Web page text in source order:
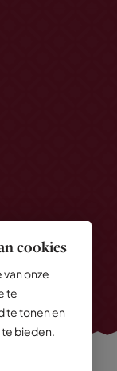
cookies
onze
te
te tonen en
bieden.